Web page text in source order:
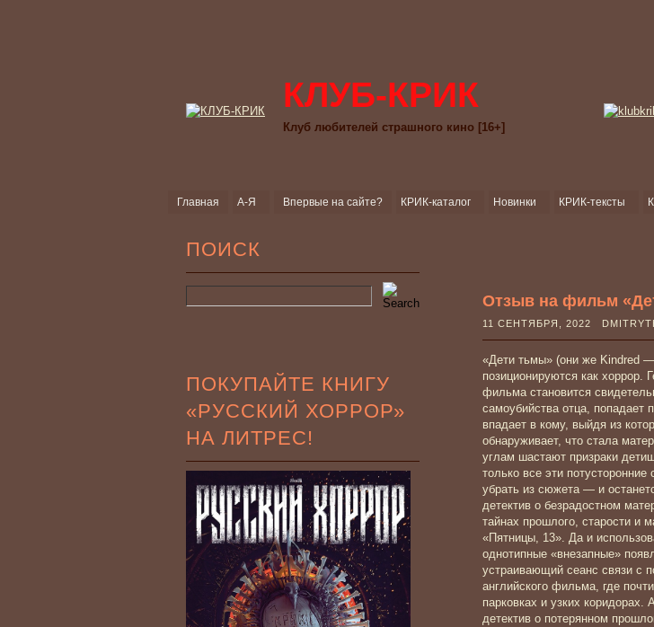
КЛУБ-КРИК
Клуб любителей страшного кино [16+]
Главная А-Я Впервые на сайте? КРИК-каталог Новинки КРИК-тексты
ПОИСК
ПОКУПАЙТЕ КНИГУ
«РУССКИЙ ХОРРОР»
НА ЛИТРЕС!
Отзыв на фильм
11 СЕНТЯБРЯ, 2022
«Дети тьмы» (они же Kindred
позиционируются как хоррор.
фильма становится
самоубийства отца, попадает
впадает в кому, выйдя из
обнаруживает, что стала
углам шастают призраки
только все эти потусторонние
убрать из сюжета — и
детектив о безрадостном
тайнах прошлого, старости и
«Пятницы, 13». Да и
однотипные «внезапные»
устраивающий сеанс связи с
английского фильма, где
парковках и узких
детектив о потерянном